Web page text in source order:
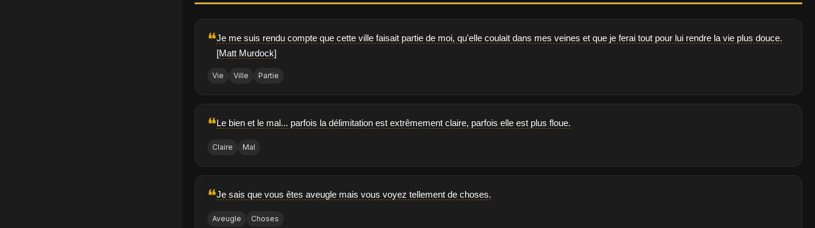
❝Je me suis rendu compte que cette ville faisait partie de moi, qu'elle coulait dans mes veines et que je ferai tout pour lui rendre la vie plus douce.
[Matt Murdock]
Vie Ville Partie
❝Le bien et le mal... parfois la délimitation est extrêmement claire, parfois elle est plus floue.
Claire Mal
❝Je sais que vous êtes aveugle mais vous voyez tellement de choses.
Aveugle Choses